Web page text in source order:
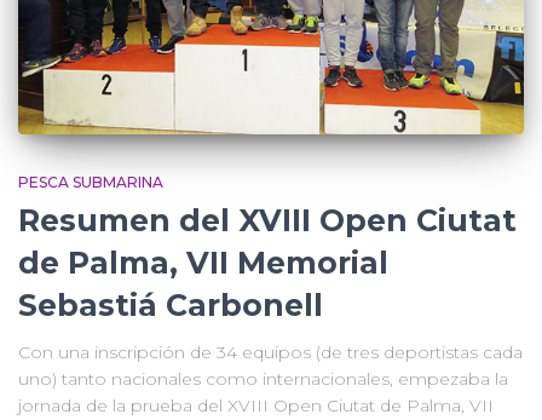
PESCA SUBMARINA
Resumen del XVIII Open Ciutat
de Palma, VII Memorial
Sebastiá Carbonell
Con una inscripción de 34 equipos (de tres deportistas cada
uno) tanto nacionales como internacionales, empezaba la
jornada de la prueba del XVIII Open Ciutat de Palma, VII